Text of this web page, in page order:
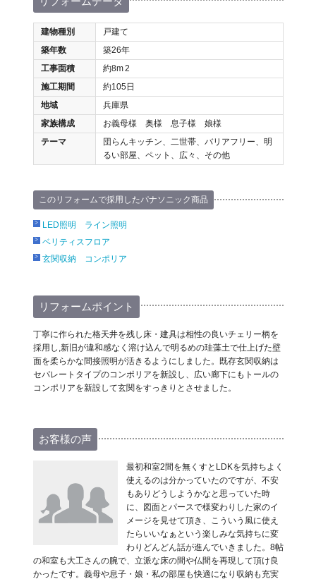
建物種別
戸建て
築年数
築26年
工事面積
約8m2
施工期間
約105日
地域
兵庫県
家族構成
お義母様 奥様 息子様 娘様
テーマ
団らんキッチン、二世帯、バリアフリー、明
るい部屋、ペット、広々、その他
このリフォームで採用したパナソニック商品
LED照明 ライン照明
ベリティスフロア
玄関収納 コンポリア
リフォームポイント
丁寧に作られた格天井を残し床・建具は相性の良いチェリー柄を
採用し,新旧が違和感なく溶け込んで明るめの珪藻土で仕上げた壁
面を柔らかな間接照明が活きるようにしました。既存玄関収納は
セパレートタイプのコンポリアを新設し、広い廊下にもトールの
コンポリアを新設して玄関をすっきりとさせました。
お客様の声
最初和室2間を無くすとLDKを気持ちよく
使えるのは分かっていたのですが、不安
もありどうしようかなと思っていた時
に、図面とパースで様変わりした家のイ
メージを見せて頂き、こういう風に使え
たらいいなぁという楽しみな気持ちに変
わりどんどん話が進んでいきました。8帖
の和室も大工さんの腕で、立派な床の間や仏間を再現して頂け良
かったです。義母や息子・娘・私の部屋も快適になり収納も充実